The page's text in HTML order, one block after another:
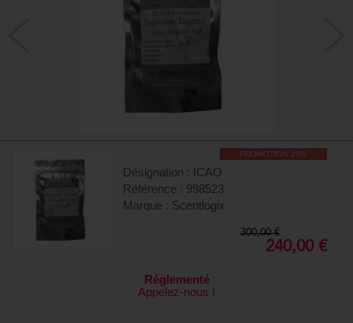
PROMOTION 20%
Désignation : ICAO
Référence : 998523
Marque : Scentlogix
300,00 €
240,00 €
Réglementé
Appelez-nous !